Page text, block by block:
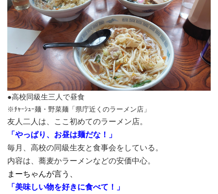
●高校同級生三人で昼食
※ﾁｬｰｼｭｰ麺・野菜麺「県庁近くのラーメン店」
友人二人は、ここ初めてのラーメン店。
「やっぱり、お昼は麺だな！」
毎月、高校の同級生友と食事会をしている。
内容は、蕎麦かラーメンなどの安価中心。
まーちゃんが言う、
「美味しい物を好きに食べて！」